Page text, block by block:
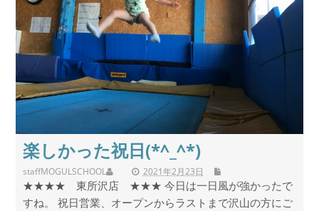
楽しかった祝日(*^_^*)
staff 2021年2月23日
MOGULSCHOOL
★★★★ 東所沢店 ★★★ 今日は一日風が強かったで
すね。 祝日営業、オープンからラストまで沢山の方にご